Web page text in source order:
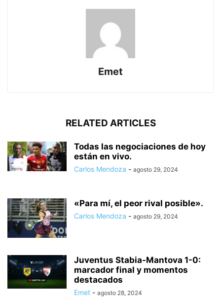
Emet
RELATED ARTICLES
Todas las negociaciones de hoy
están en vivo.
Carlos Mendoza - agosto 29, 2024
«Para mí, el peor rival posible».
Carlos Mendoza - agosto 29, 2024
Juventus Stabia-Mantova 1-0:
marcador final y momentos
destacados
Emet - agosto 28, 2024